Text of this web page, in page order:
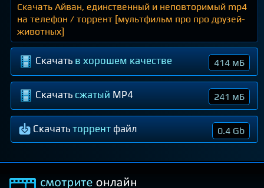
Скачать Айван, единственный и неповторимый mp4
на телефон / торрент [мультфильм про про друзей-
животных]
Скачать в хорошем качестве 414 мБ
Скачать сжатый MP4 241 мБ
Скачатьторрент файл 0.4 Gb